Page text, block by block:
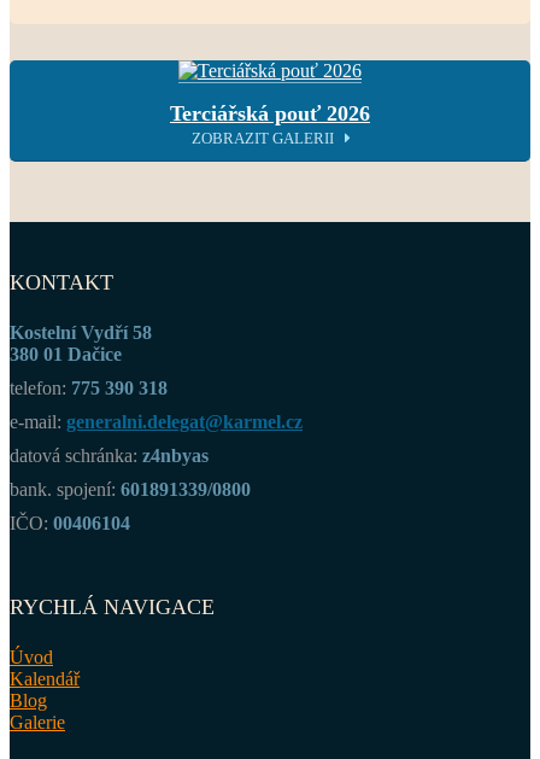
Terciářská pouť 2026
ZOBRAZIT GALERII
KONTAKT
Kostelní Vydří 58
380 01 Dačice
telefon: 775 390 318
e-mail: generalni.delegat@karmel.cz
datová schránka: z4nbyas
bank. spojení: 601891339/0800
IČO: 00406104
RYCHLÁ NAVIGACE
Úvod
Kalendář
Blog
Galerie